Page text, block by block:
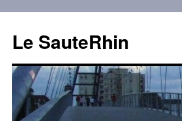
contenu
Le SauteRhin